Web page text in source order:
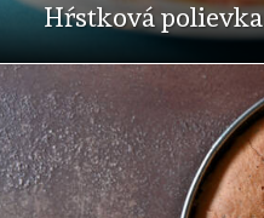
Hŕstková polievka